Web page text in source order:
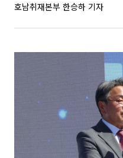
호남취재본부 한승하 기자